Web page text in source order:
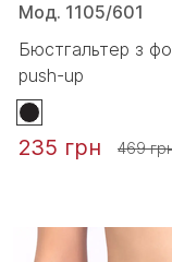
Мод. 1105/601
Бюстгальтер з
push-up
235 грн 469